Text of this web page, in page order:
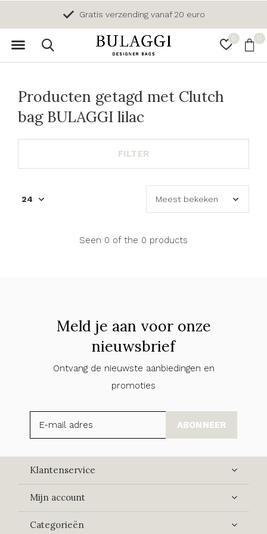
0 0
Gratis verzending vanaf 20 euro
Producten getagd met Clutch
bag BULAGGI lilac
FILTER
Seen 0 of the 0 products
Meld je aan voor onze
nieuwsbrief
Ontvang de nieuwste aanbiedingen en
promoties
ABONNEER
Klantenservice
Mijn account
Categorieën